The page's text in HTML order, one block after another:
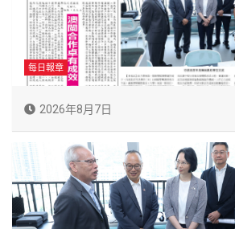
每日報章
2026年8月7日